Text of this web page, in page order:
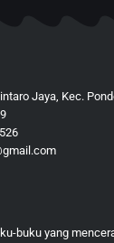
Jaya, Kec.
buku yang